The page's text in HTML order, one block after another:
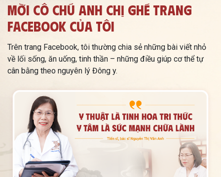
Mời Cô Chú Anh Chị Ghé Trang
Facebook Của Tôi
Trên trang Facebook, tôi thường chia sẻ những bài viết nhỏ
về lối sống, ăn uống, tinh thần – những điều giúp cơ thể tự
cân bằng theo nguyên lý Đông y.